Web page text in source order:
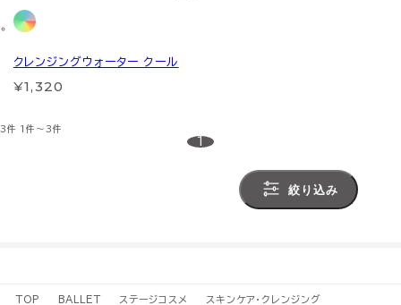
クレンジングウォーター クール
¥1,320
3件 1件～3件
1
絞り込み
TOP BALLET ステージコスメ スキンケア・クレンジング